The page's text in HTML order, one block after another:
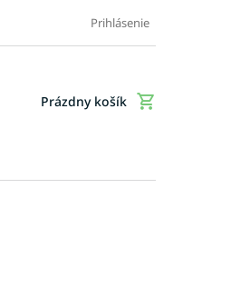
Doplnkové služby
Prihlásenie
Nákupný
Prázdny košík